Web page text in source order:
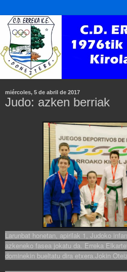
miércoles, 5 de abril de 2017
Judo: azken berriak
Larunbat honetan, apirilak 1, Judoko
azkeneko fasea jokatu da. Erreka
dominekin bueltatu dira etxera. Jokin